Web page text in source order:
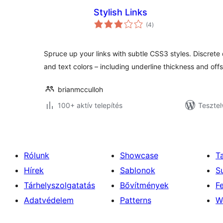
Stylish Links
(4értékelés
összesen
)
Spruce up your links with subtle CSS3 styles.
and text colors – including underline thickness and
brianmcculloh
100+ aktív telepítés
Rólunk
Hírek
Tárhelyszolgatatás
Adatvédelem
Showcase
Sablonok
Bővítmények
Patterns